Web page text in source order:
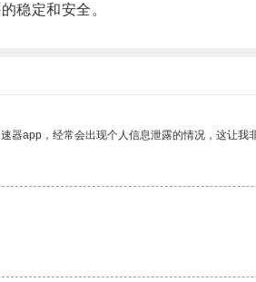
稳定和安全。
app，经常会出现个人信息泄露的情况，这让我